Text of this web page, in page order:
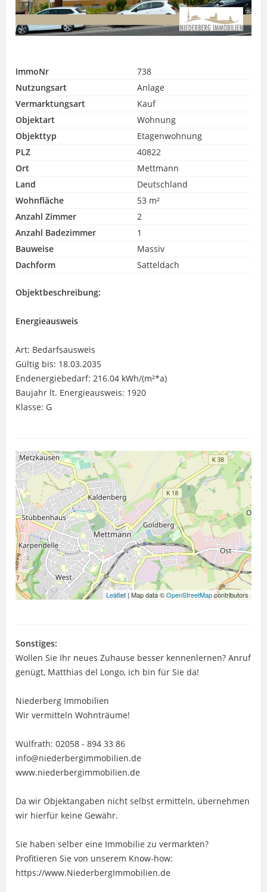
ImmoNr
738
Nutzungsart
Anlage
Vermarktungsart
Kauf
Objektart
Wohnung
Objekttyp
Etagenwohnung
PLZ
40822
Ort
Mettmann
Land
Deutschland
Wohnfläche
53 m²
Anzahl Zimmer
2
Anzahl Badezimmer
1
Bauweise
Massiv
Dachform
Satteldach
Objektbeschreibung:
Energieausweis
Art: Bedarfsausweis
Gültig bis: 18.03.2035
Endenergiebedarf: 216.04 kWh/(m²*a)
Baujahr lt. Energieausweis: 1920
Klasse: G
Leaflet | Map data ©OpenStreetMapcontributors
Sonstiges:
Wollen Sie Ihr neues Zuhause besser kennenlernen? Anruf
genügt, Matthias del Longo, ich bin für Sie da!
Niederberg Immobilien
Wir vermitteln Wohnträume!
Wülfrath: 02058 - 894 33 86
info@niederbergimmobilien.de
www.niederbergimmobilien.de
Da wir Objektangaben nicht selbst ermitteln, übernehmen
wir hierfür keine Gewähr.
Sie haben selber eine Immobilie zu vermarkten?
Profitieren Sie von unserem Know-how:
https://www.NiederbergImmobilien.de